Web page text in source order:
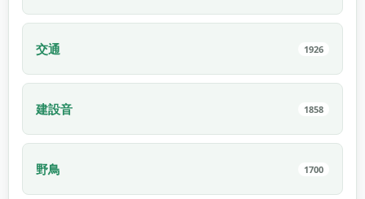
交通 1926
建設音 1858
野鳥 1700